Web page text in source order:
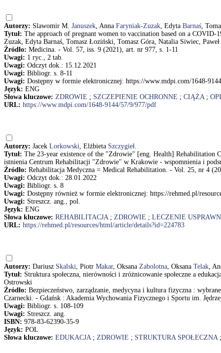
Autorzy: Slawomir M. Januszek, Anna Faryniak-Zuzak, Edyta Barnaś,
Tytuł: The approach of pregnant women to vaccination based on a
Zuzak, Edyta Barnaś, Tomasz Łoziński, Tomasz Góra, Natalia Siwiec, Paweł
Źródło: Medicina. - Vol. 57, iss. 9 (2021), art. nr 977, s. 1-11
Uwagi: 1 ryc., 2 tab.
Uwagi: Odczyt dok.: 15.12.2021
Uwagi: Bibliogr. s. 8-11
Uwagi: Dostępny w formie elektronicznej: https://www.mdpi.com/1648-
Język: ENG
Słowa kluczowe: ZDROWIE ; SZCZEPIENIE OCHRONNE ; CIĄŻA;
URL: https://www.mdpi.com/1648-9144/57/9/977/pdf
Autorzy: Jacek Lorkowski, Elżbieta Szczygieł.
Tytuł: The 23-year existence of the "Zdrowie" [eng. Health] Rehabilitation
istnienia Centrum Rehabilitacji "Zdrowie" w Krakowie - wspomnienia i
Źródło: Rehabilitacja Medyczna = Medical Rehabilitation. - Vol. 25, nr 4
Uwagi: Odczyt dok.: 28.01.2022
Uwagi: Bibliogr. s. 8
Uwagi: Dostępny również w formie elektronicznej: https://rehmed.pl/
Uwagi: Streszcz. ang., pol.
Język: ENG
Słowa kluczowe: REHABILITACJA; ZDROWIE ; LECZENIE
URL: https://rehmed.pl/resources/html/article/details?id=224783
Autorzy: Dariusz Skalski, Piotr Makar, Oksana Zabolotna, Oksana Telak,
Tytuł: Struktura społeczna, nierówności i zróżnicowanie społeczne a
Ostrowski
Źródło: Bezpieczeństwo, zarządzanie, medycyna i kultura fizyczna :
Czarnecki. - Gdańsk : Akademia Wychowania Fizycznego i Sportu im.
Uwagi: Bibliogr. s. 108-109
Uwagi: Streszcz. ang.
ISBN: 978-83-62390-35-9
Język: POL
Słowa kluczowe: EDUKACJA; ZDROWIE ; STRUKTURA SPOŁECZNA